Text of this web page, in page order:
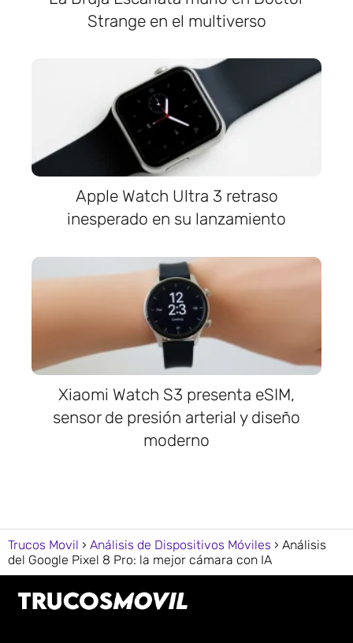
Strange en el multiverso
Apple Watch Ultra 3 retraso
inesperado en su lanzamiento
Xiaomi Watch S3 presenta eSIM,
sensor de presión arterial y diseño
moderno
Trucos Movil Análisis de Dispositivos Móviles
Análisis
del Google Pixel 8 Pro: la mejor cámara con IA